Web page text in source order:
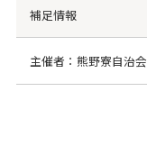
補足情報
主催者：熊野寮自治会